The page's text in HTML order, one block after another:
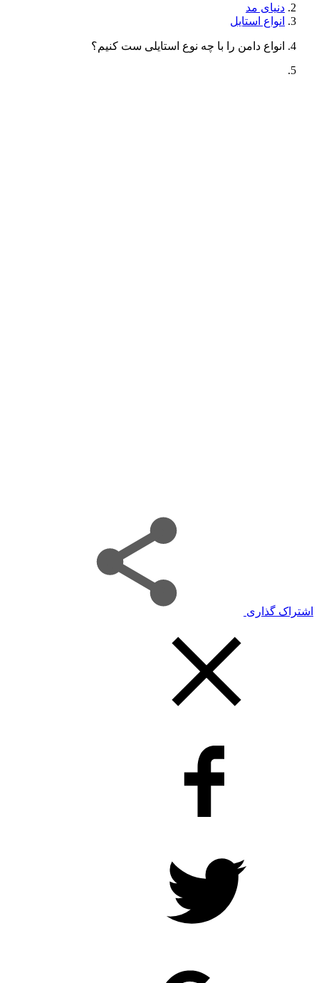
دنیای مد
انواع استایل
انواع دامن را با چه نوع استایلی ست کنیم؟
اشتراک گذاری